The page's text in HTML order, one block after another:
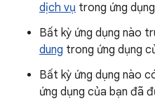
dịch vụ trong ứng
Bất kỳ ứng dụng nào
dung trong ứng dụng
Bất kỳ ứng dụng nào
ứng dụng của bạn đã